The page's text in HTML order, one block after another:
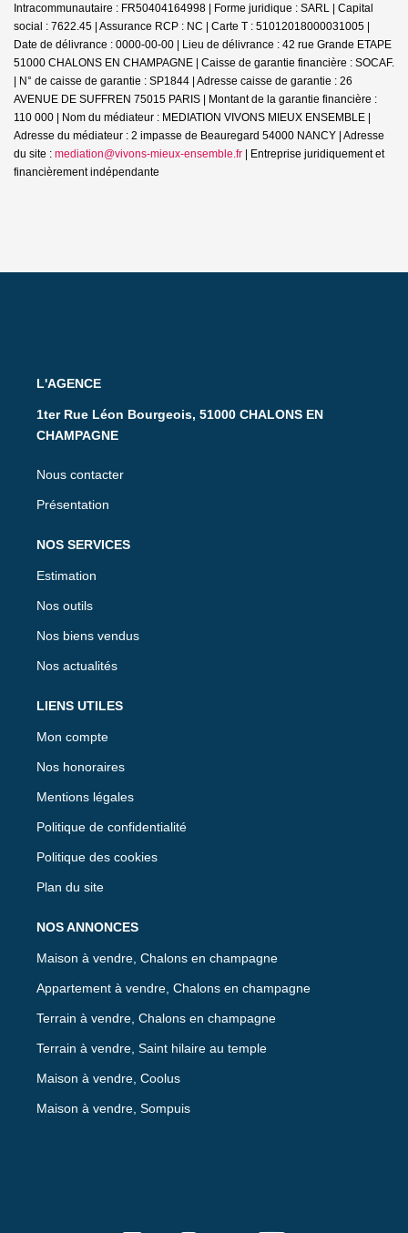
Intracommunautaire : FR50404164998 | Forme juridique : SARL | Capital
social : 7622.45 | Assurance RCP : NC | Carte T : 51012018000031005 |
Date de délivrance : 0000-00-00 | Lieu de délivrance : 42 rue Grande ETAPE
51000 CHALONS EN CHAMPAGNE | Caisse de garantie financière : SOCAF.
| N° de caisse de garantie : SP1844 | Adresse caisse de garantie : 26
AVENUE DE SUFFREN 75015 PARIS | Montant de la garantie financière :
110 000 | Nom du médiateur : MEDIATION VIVONS MIEUX ENSEMBLE |
Adresse du médiateur : 2 impasse de Beauregard 54000 NANCY | Adresse
du site : mediation@vivons-mieux-ensemble.fr | Entreprise juridiquement et
financièrement indépendante
L'AGENCE
1ter Rue Léon Bourgeois, 51000 CHALONS EN
CHAMPAGNE
Nous contacter
Présentation
NOS SERVICES
Estimation
Nos outils
Nos biens vendus
Nos actualités
LIENS UTILES
Mon compte
Nos honoraires
Mentions légales
Politique de confidentialité
Politique des cookies
Plan du site
NOS ANNONCES
Maison à vendre, Chalons en champagne
Appartement à vendre, Chalons en champagne
Terrain à vendre, Chalons en champagne
Terrain à vendre, Saint hilaire au temple
Maison à vendre, Coolus
Maison à vendre, Sompuis